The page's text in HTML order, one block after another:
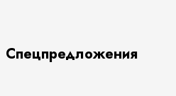
Спецпредложения